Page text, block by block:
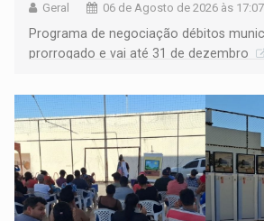
Geral 06 de Agosto de 2026 às 17:07
Programa de negociação débitos
prorrogado e vai até 31 de dezembro